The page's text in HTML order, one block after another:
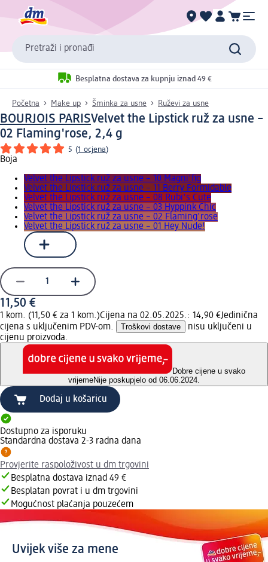
Pretraži i pronađi
Besplatna dostava za kupnju iznad 49 €
Početna Make up Šminka za usne Ruževi za usne
BOURJOIS PARISVelvet the Lipstick ruž za usne –
02 Flaming'rose, 2,4 g
5 (1 ocjena)
Boja
Velvet the Lipstick ruž za usne – 10 Magni'fig
Velvet the Lipstick ruž za usne – 11 Berry Formidable
Velvet the Lipstick ruž za usne – 08 Rubi's Cute
Velvet the Lipstick ruž za usne – 03 Hyppink Chic
Velvet the Lipstick ruž za usne – 02 Flaming'rose
Velvet the Lipstick ruž za usne – 01 Hey Nude!
11,50 €
1 kom. (11,50 € za 1 kom.)Cijena na 02.05.2025.: 14,90 €Jedinična
cijena s uključenim PDV-om.
Troškovi dostave
nisu uključeni u
cijenu proizvoda.
Dobre cijene u svako
vrijemeNije poskupjelo od 06.06.2024.
Dodaj u košaricu
Dostupno za isporuku
Standardna dostava 2-3 radna dana
Provjerite raspoloživost u dm trgovini
Besplatna dostava iznad 49 €
Besplatan povrat i u dm trgovini
Mogućnost plaćanja pouzećem
Uvijek više za mene